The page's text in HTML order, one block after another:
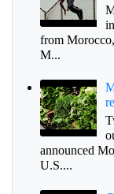
from
M...
announced
U.S....